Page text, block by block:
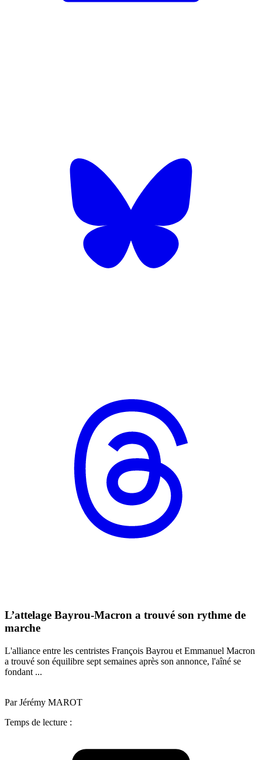
L’attelage Bayrou-Macron a trouvé son rythme de
marche
L'alliance entre les centristes François Bayrou et Emmanuel Macron
a trouvé son équilibre sept semaines après son annonce, l'aîné se
fondant ...
Par Jérémy MAROT
Temps de lecture :